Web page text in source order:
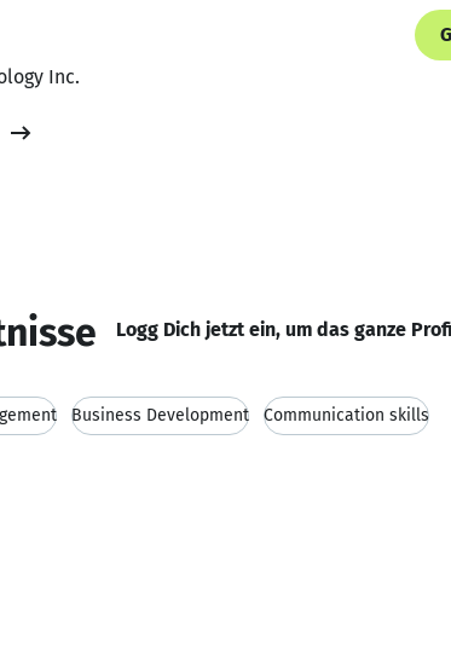
Inc.
Logg Dich jetzt ein, um das ganze
Business Development Communication skills